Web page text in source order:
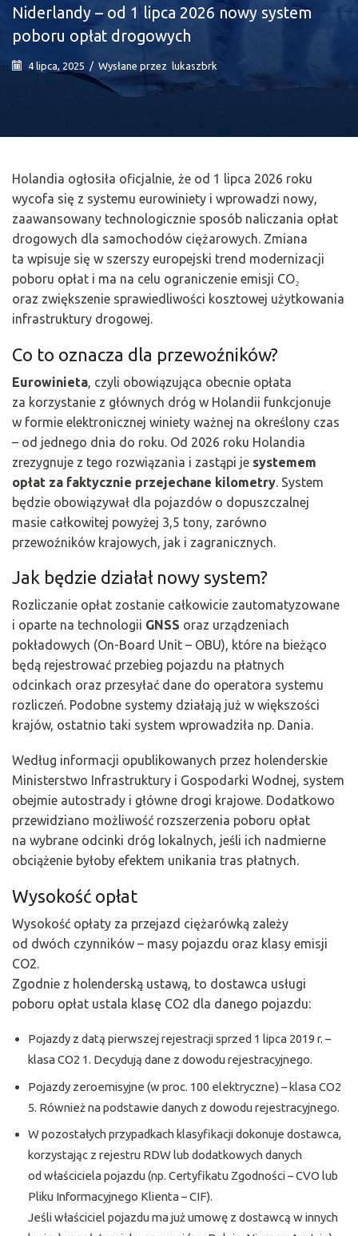
Niderlandy – od 1 lipca 2026 nowy system
poboru opłat drogowych
4 lipca, 2025 / Wysłane przez lukaszbrk
Holandia ogłosiła oficjalnie, że od 1 lipca 2026 roku
wycofa się z systemu eurowiniety i wprowadzi nowy,
zaawansowany technologicznie sposób naliczania opłat
drogowych dla samochodów ciężarowych. Zmiana
ta wpisuje się w szerszy europejski trend modernizacji
poboru opłat i ma na celu ograniczenie emisji CO₂
oraz zwiększenie sprawiedliwości kosztowej użytkowania
infrastruktury drogowej.
Co to oznacza dla przewoźników?
Eurowinieta, czyli obowiązująca obecnie opłata
za korzystanie z głównych dróg w Holandii funkcjonuje
w formie elektronicznej winiety ważnej na określony czas
– od jednego dnia do roku. Od 2026 roku Holandia
zrezygnuje z tego rozwiązania i zastąpi je systemem
opłat za faktycznie przejechane kilometry. System
będzie obowiązywał dla pojazdów o dopuszczalnej
masie całkowitej powyżej 3,5 tony, zarówno
przewoźników krajowych, jak i zagranicznych.
Jak będzie działał nowy system?
Rozliczanie opłat zostanie całkowicie zautomatyzowane
i oparte na technologii GNSS oraz urządzeniach
pokładowych (On-Board Unit – OBU), które na bieżąco
będą rejestrować przebieg pojazdu na płatnych
odcinkach oraz przesyłać dane do operatora systemu
rozliczeń. Podobne systemy działają już w większości
krajów, ostatnio taki system wprowadziła np. Dania.
Według informacji opublikowanych przez holenderskie
Ministerstwo Infrastruktury i Gospodarki Wodnej, system
obejmie autostrady i główne drogi krajowe. Dodatkowo
przewidziano możliwość rozszerzenia poboru opłat
na wybrane odcinki dróg lokalnych, jeśli ich nadmierne
obciążenie byłoby efektem unikania tras płatnych.
Wysokość opłat
Wysokość opłaty za przejazd ciężarówką zależy
od dwóch czynników – masy pojazdu oraz klasy emisji
CO2.
Zgodnie z holenderską ustawą, to dostawca usługi
poboru opłat ustala klasę CO2 dla danego pojazdu:
Pojazdy z datą pierwszej rejestracji sprzed 1 lipca 2019 r. –
klasa CO2 1. Decydują dane z dowodu rejestracyjnego.
Pojazdy zeroemisyjne (w proc. 100 elektryczne) – klasa CO2
5. Również na podstawie danych z dowodu rejestracyjnego.
W pozostałych przypadkach klasyfikacji dokonuje dostawca,
korzystając z rejestru RDW lub dodatkowych danych
od właściciela pojazdu (np. Certyfikatu Zgodności – CVO lub
Pliku Informacyjnego Klienta – CIF).
Jeśli właściciel pojazdu ma już umowę z dostawcą w innych